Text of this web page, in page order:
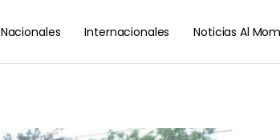
Nacionales Internacionales Noticias Al